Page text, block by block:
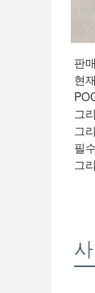
판
현
그
그
필
그